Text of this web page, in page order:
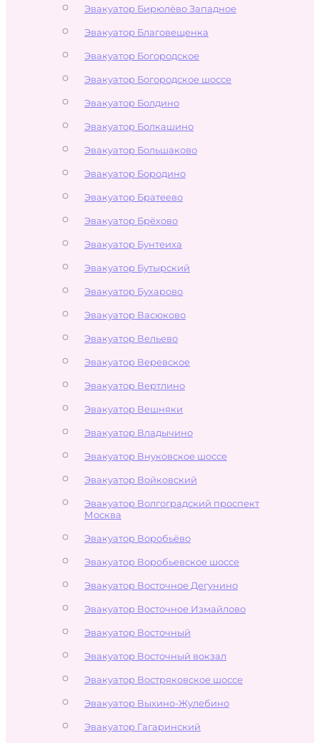
Эвакуатор Бирюлёво Западное
Эвакуатор Благовещенка
Эвакуатор Богородское
Эвакуатор Богородское шоссе
Эвакуатор Болдино
Эвакуатор Болкашино
Эвакуатор Большаково
Эвакуатор Бородино
Эвакуатор Братеево
Эвакуатор Брёхово
Эвакуатор Бунтеиха
Эвакуатор Бутырский
Эвакуатор Бухарово
Эвакуатор Васюково
Эвакуатор Вельево
Эвакуатор Веревское
Эвакуатор Вертлино
Эвакуатор Вешняки
Эвакуатор Владычино
Эвакуатор Внуковское шоссе
Эвакуатор Войковский
Эвакуатор Волгоградский проспект
Москва
Эвакуатор Воробьёво
Эвакуатор Воробьевское шоссе
Эвакуатор Восточное Дегунино
Эвакуатор Восточное Измайлово
Эвакуатор Восточный
Эвакуатор Восточный вокзал
Эвакуатор Востряковское шоссе
Эвакуатор Выхино-Жулебино
Эвакуатор Гагаринский